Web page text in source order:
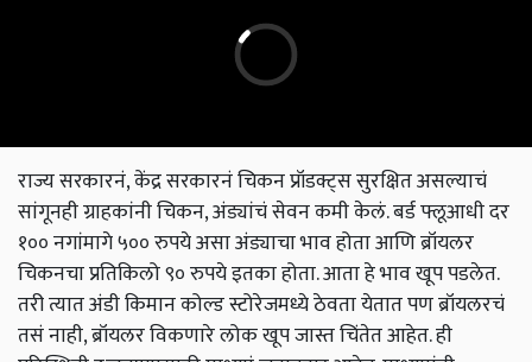
राज्य सरकारनं, केंद्र सरकारनं चिकन प्रॉडक्ट्स सुरक्षित असल्याचं
सांगूनही ग्राहकांनी चिकन, अंड्यांचं सेवन कमी केलं. बर्ड फ्लूआधी दर
१०० नगांमागे ५०० रुपये असा अंड्याचा भाव होता आणि ब्रॉयलर
चिकनचा प्रतिकिलो ९० रुपये इतका होता. आता हे भाव खूप पडलेत.
तरी त्यात अंडी किमान कोल्ड स्टोरेजमध्ये ठेवता येतात पण ब्रॉयलरचं
तसं नाही, ब्रॉयलर विकणारे लोक खूप जास्त चिंतेत आहेत. ही